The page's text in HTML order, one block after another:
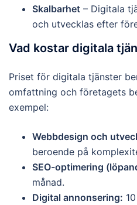
Skalbarhet – Digitala
och utvecklas efter
Vad kostar digitala
Priset för digitala tjänster
omfattning och företagets
exempel:
Webbdesign och
beroende på
SEO-optimering
månad.
Digital annonsering: